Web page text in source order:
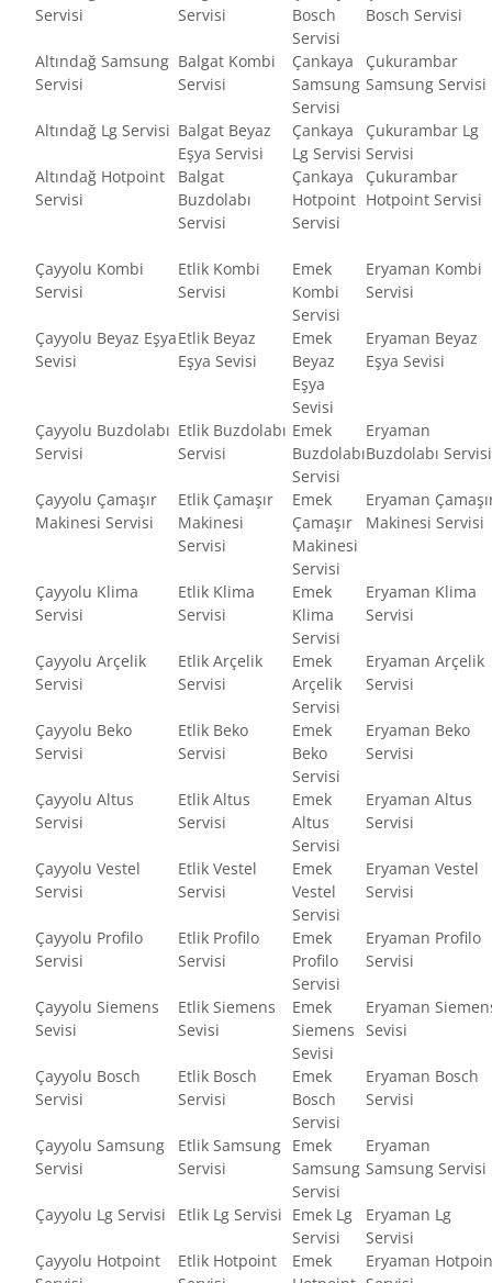
Servisi
Servisi
Bosch
Servisi
Bosch Servisi
Altındağ Samsung
Servisi
Balgat Kombi
Servisi
Çankaya
Samsung
Servisi
Çukurambar
Samsung Servisi
Altındağ Lg Servisi Balgat Beyaz
Eşya Servisi
Çankaya
Lg Servisi
Çukurambar Lg
Servisi
Altındağ Hotpoint
Servisi
Balgat
Buzdolabı
Servisi
Çankaya
Hotpoint
Servisi
Çukurambar
Hotpoint Servisi
Çayyolu Kombi
Servisi
Etlik Kombi
Servisi
Emek
Kombi
Servisi
Eryaman Kombi
Servisi
Çayyolu Beyaz Eşya
Sevisi
Etlik Beyaz
Eşya Sevisi
Emek
Beyaz
Eşya
Sevisi
Eryaman Beyaz
Eşya Sevisi
Çayyolu Buzdolabı
Servisi
Etlik Buzdolabı
Servisi
Emek
Buzdolabı
Servisi
Eryaman
Buzdolabı Servisi
Çayyolu Çamaşır
Makinesi Servisi
Etlik Çamaşır
Makinesi
Servisi
Emek
Çamaşır
Makinesi
Servisi
Eryaman
Makinesi Servisi
Çayyolu Klima
Servisi
Etlik Klima
Servisi
Emek
Klima
Servisi
Eryaman Klima
Servisi
Çayyolu Arçelik
Servisi
Etlik Arçelik
Servisi
Emek
Arçelik
Servisi
Eryaman Arçelik
Servisi
Çayyolu Beko
Servisi
Etlik Beko
Servisi
Emek
Beko
Servisi
Eryaman Beko
Servisi
Çayyolu Altus
Servisi
Etlik Altus
Servisi
Emek
Altus
Servisi
Eryaman Altus
Servisi
Çayyolu Vestel
Servisi
Etlik Vestel
Servisi
Emek
Vestel
Servisi
Eryaman Vestel
Servisi
Çayyolu Profilo
Servisi
Etlik Profilo
Servisi
Emek
Profilo
Servisi
Eryaman Profilo
Servisi
Çayyolu Siemens
Sevisi
Etlik Siemens
Sevisi
Emek
Siemens
Sevisi
Eryaman
Sevisi
Çayyolu Bosch
Servisi
Etlik Bosch
Servisi
Emek
Bosch
Servisi
Eryaman Bosch
Servisi
Çayyolu Samsung
Servisi
Etlik Samsung
Servisi
Emek
Samsung
Servisi
Eryaman
Samsung Servisi
Çayyolu Lg Servisi Etlik Lg Servisi Emek Lg
Servisi
Eryaman Lg
Servisi
Çayyolu Hotpoint
Etlik Hotpoint
Emek
Eryaman